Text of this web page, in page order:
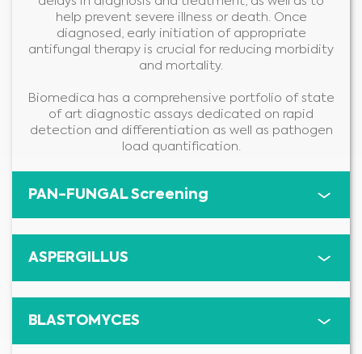
help prevent severe illness or death. Once
diagnosed, early initiation of appropriate
antifungal therapy is crucial for reducing morbidity
and mortality.
Biomedica has a comprehensive portfolio of state
of art diagnostic assays dedicated on rapid
detection and differentiation as well as pathogen
load quantification.
PAN-FUNGAL Screening
ASPERGILLUS
BLASTOMYCES